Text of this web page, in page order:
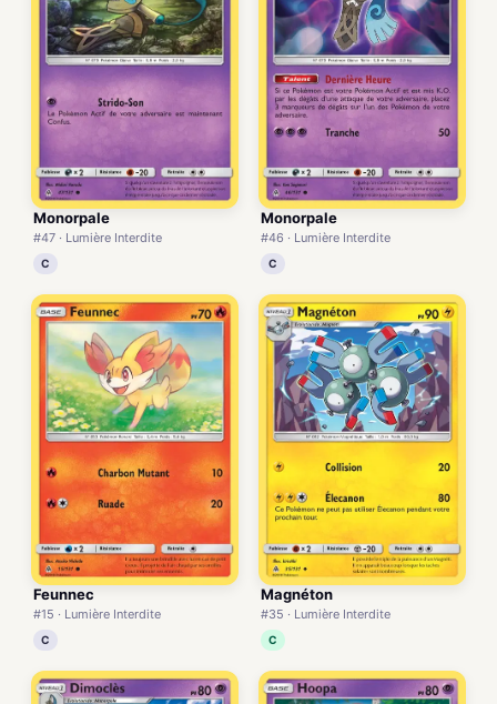
Monorpale
#47 · Lumière Interdite
C
Monorpale
#46 · Lumière Interdite
C
Feunnec
#15 · Lumière Interdite
C
Magnéton
#35 · Lumière Interdite
C